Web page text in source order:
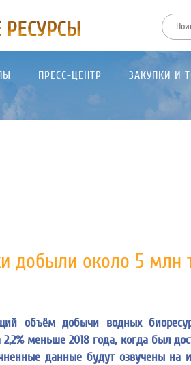
ПРЕСС-ЦЕНТР ЗАКУПКИ И
добыли около 5 млн
объём добычи водных
меньше 2018 года, когда был
данные будут озвучены на